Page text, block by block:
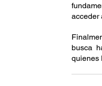
acceder
busca
quienes